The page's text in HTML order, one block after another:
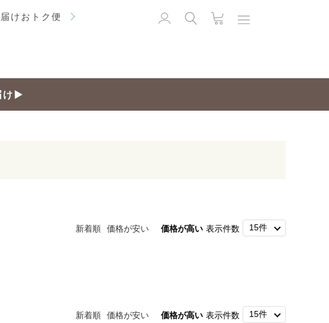
けおトク便
け▶
新着順 価格が安い 価格が高い 表示件数
新着順 価格が安い 価格が高い 表示件数